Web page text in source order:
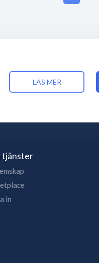
LÄS MER
tjänster
in